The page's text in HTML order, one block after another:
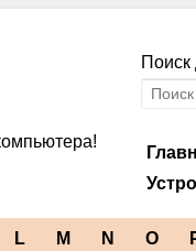
Поиск
L M N O